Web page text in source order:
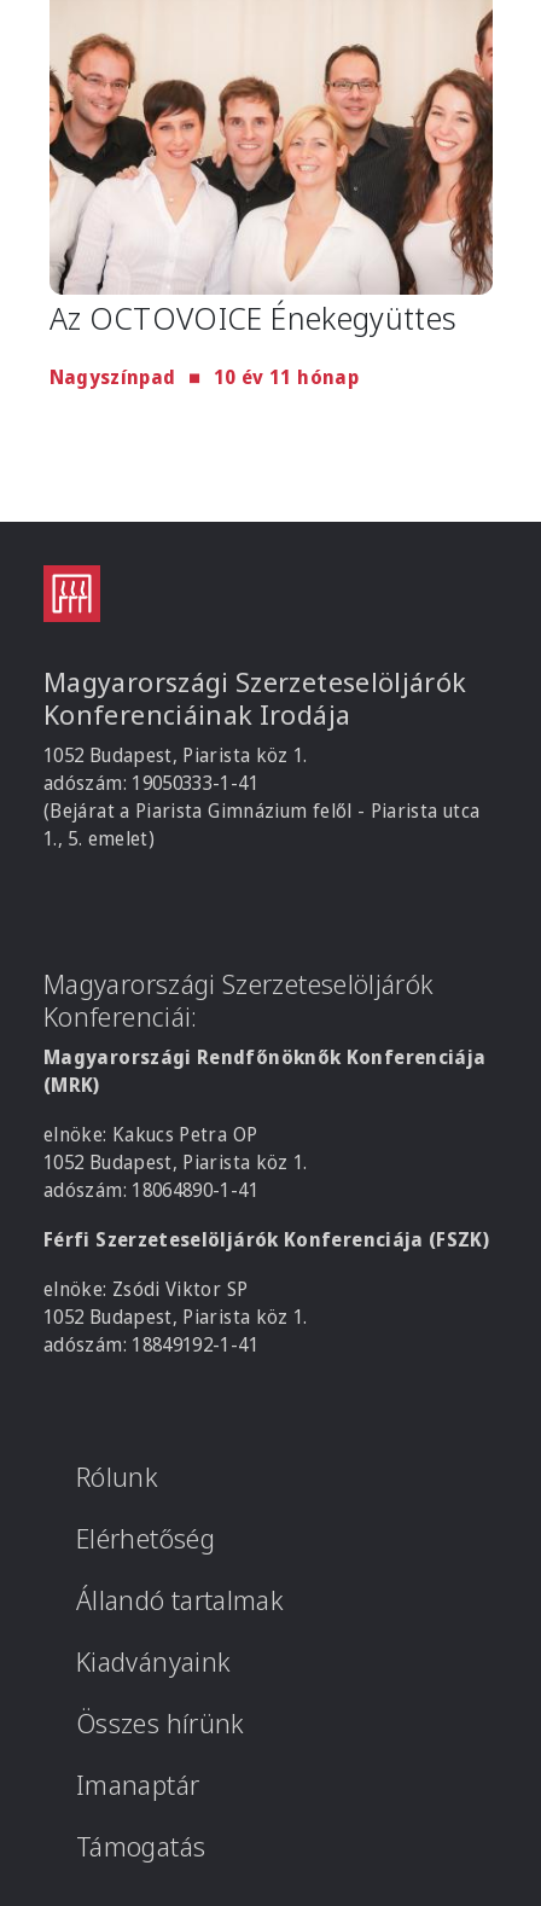
Az OCTOVOICE Énekegyüttes
Nagyszínpad 10 év 11 hónap
Magyarországi Szerzeteselöljárók
Konferenciáinak Irodája
1052 Budapest, Piarista köz 1.
adószám: 19050333-1-41
(Bejárat a Piarista Gimnázium felől - Piarista utca
1., 5. emelet)
Magyarországi Szerzeteselöljárók
Konferenciái:
Magyarországi Rendfőnöknők Konferenciája
(MRK)
elnöke: Kakucs Petra OP
1052 Budapest, Piarista köz 1.
adószám: 18064890-1-41
Férfi Szerzeteselöljárók Konferenciája (FSZK)
elnöke: Zsódi Viktor SP
1052 Budapest, Piarista köz 1.
adószám: 18849192-1-41
Rólunk
Elérhetőség
Állandó tartalmak
Kiadványaink
Összes hírünk
Imanaptár
Támogatás